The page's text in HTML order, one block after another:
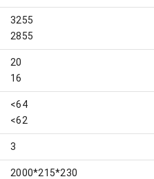
3255
2855
20
16
<64
<62
3
2000*215*230